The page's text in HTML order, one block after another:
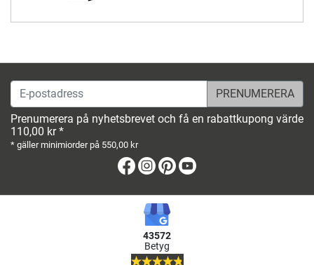
E-postadress
Prenumerera på nyhetsbrevet och få en rabattkupong värde
110,00 kr *
* gäller minimiorder på 550,00 kr
Facebook
Instagram
Pinterest
43572
Betyg